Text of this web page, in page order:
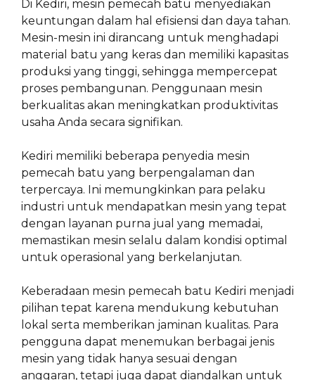
Di Kediri, mesin pemecah batu menyediakan
keuntungan dalam hal efisiensi dan daya tahan.
Mesin-mesin ini dirancang untuk menghadapi
material batu yang keras dan memiliki kapasitas
produksi yang tinggi, sehingga mempercepat
proses pembangunan. Penggunaan mesin
berkualitas akan meningkatkan produktivitas
usaha Anda secara signifikan.
Kediri memiliki beberapa penyedia mesin
pemecah batu yang berpengalaman dan
terpercaya. Ini memungkinkan para pelaku
industri untuk mendapatkan mesin yang tepat
dengan layanan purna jual yang memadai,
memastikan mesin selalu dalam kondisi optimal
untuk operasional yang berkelanjutan.
Keberadaan mesin pemecah batu Kediri menjadi
pilihan tepat karena mendukung kebutuhan
lokal serta memberikan jaminan kualitas. Para
pengguna dapat menemukan berbagai jenis
mesin yang tidak hanya sesuai dengan
anggaran, tetapi juga dapat diandalkan untuk